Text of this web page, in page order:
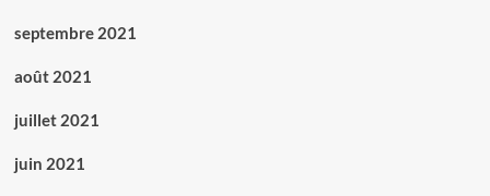
septembre 2021
août 2021
juillet 2021
juin 2021